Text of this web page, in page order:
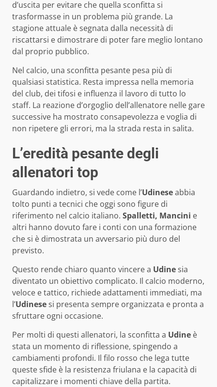
d’uscita per evitare che quella sconfitta si
trasformasse in un problema più grande. La
stagione attuale è segnata dalla necessità di
riscattarsi e dimostrare di poter fare meglio lontano
dal proprio pubblico.
Nel calcio, una sconfitta pesante pesa più di
qualsiasi statistica. Resta impressa nella memoria
del club, dei tifosi e influenza il lavoro di tutto lo
staff. La reazione d’orgoglio dell’allenatore nelle gare
successive ha mostrato consapevolezza e voglia di
non ripetere gli errori, ma la strada resta in salita.
L’eredità pesante degli
allenatori top
Guardando indietro, si vede come l’Udineseabbia
tolto punti a tecnici che oggi sono figure di
riferimento nel calcio italiano. Spalletti, Mancini e
altri hanno dovuto fare i conti con una formazione
che si è dimostrata un avversario più duro del
previsto.
Questo rende chiaro quanto vincere a Udinesia
diventato un obiettivo complicato. Il calcio moderno,
veloce e tattico, richiede adattamenti immediati, ma
l’Udinesesi presenta sempre organizzata e pronta a
sfruttare ogni occasione.
Per molti di questi allenatori, la sconfitta a Udine è
stata un momento di riflessione, spingendo a
cambiamenti profondi. Il filo rosso che lega tutte
queste sfide è la resistenza friulana e la capacità di
capitalizzare i momenti chiave della partita.